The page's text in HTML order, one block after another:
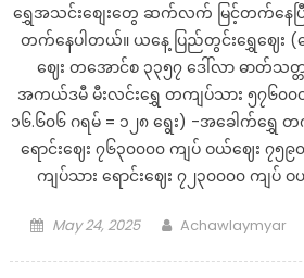
ရွှေအသင်းစျေးတွေ ဆက်လက် မြင့်တက်နေပြီး
တက်နေပါတယ်။ ယနေ့ ပြည်တွင်းရွှေဈေး (
ဈေး တအောင်စ ၃၃၅၇ ဒေါ်လာ ဓာတ်သတ္
အကယ်ဒမီ မီးလင်းရွှေ တကျပ်သား ၅၇၆၀၀၀
၁၆.၆၀၆ ဂရမ် = ၁၂၈ ရွေး) -အခေါက်ရွှေ
ရောင်းဈေး ၇၆၃၀၀၀၀ ကျပ် ဝယ်ဈေး ၇၅
ကျပ်သား ရောင်းဈေး ၇၂၃၀၀၀၀ ကျပ်
Posted
May 24, 2025 Author
Achawlaymyar